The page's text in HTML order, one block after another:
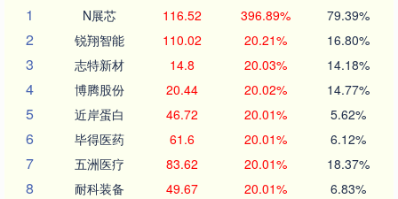
1
N展芯 116.52 396.89% 79.39%
2 锐翔智能 110.02 20.21% 16.80%
3 志特新材 14.8 20.03% 14.18%
4 博腾股份 20.44 20.02% 14.77%
5 近岸蛋白 46.72 20.01% 5.62%
6 毕得医药 61.6 20.01% 6.12%
7 五洲医疗 83.62 20.01% 18.37%
8 耐科装备 49.67 20.01% 6.83%